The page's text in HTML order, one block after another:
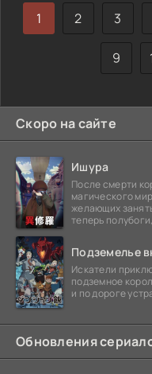
1 2 3
9
Скоро на сайте
Ишура
После смерти
магического
желающих
теперь
Подземелье
Искатели
подземное
и по дороге
Обновления